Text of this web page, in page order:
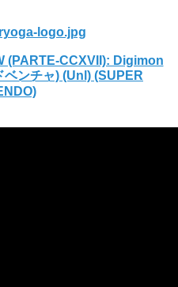
logo.jpg
(PARTE-CCXVII): Digimon
ンチャ) (Unl) (SUPER